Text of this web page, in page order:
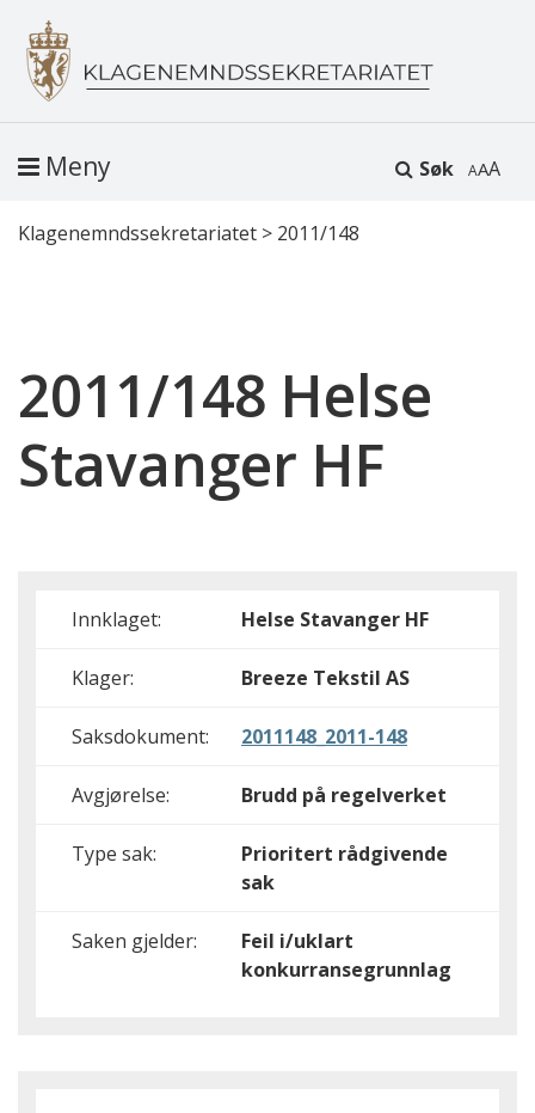
Søk A
Meny
Klagenemndssekretariatet > 2011/148
2011/148 Helse
Stavanger HF
Innklaget: Helse Stavanger HF
Klager: Breeze Tekstil AS
Saksdokument: 2011148_2011-148
Avgjørelse: Brudd på regelverket
Type sak:
Prioritert rådgivende
sak
Saken gjelder:
Feil i/uklart
konkurransegrunnlag